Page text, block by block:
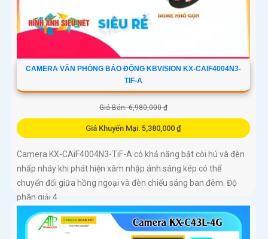
CAMERA VĂN PHÒNG BÁO ĐỘNG KBVISION KX-CAIF4004N3-
TIF-A
Giá Bán: 6,980,000 ₫
Giá Khuyến Mại: 5,380,000 ₫
Camera KX-CAiF4004N3-TiF-A có khả năng bật còi hú và đèn
nhấp nháy khi phát hiện xâm nhập ánh sáng kép có thể
chuyển đổi giữa hồng ngoại và đèn chiếu sáng ban đêm. Độ
phân giải 4